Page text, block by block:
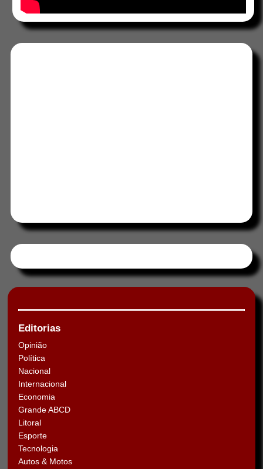
Editorias
Opinião
Política
Nacional
Internacional
Economia
Grande ABCD
Litoral
Esporte
Tecnologia
Autos & Motos